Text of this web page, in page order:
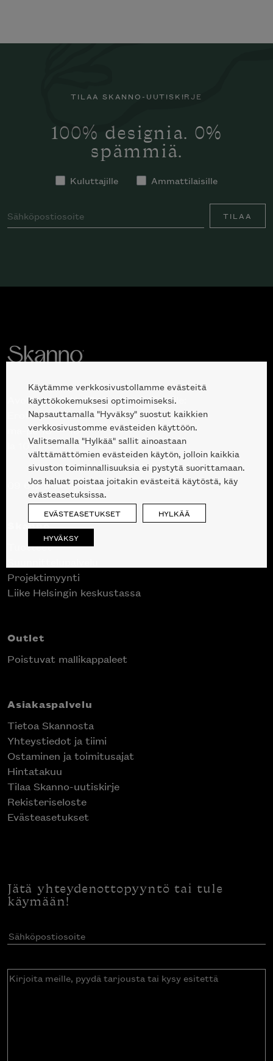
TILAA SKANNO-UUTISKIRJE
100% designia. 0%
spämmiä.
Kuluttajille Ammattilaisille
TILAA
Avoinna kuluttajille ja ammattilaisille:
Erottajankatu 2, 00120 Helsinki
ma-pe 10 — 18
la 10-17
09 612 9440 |sales@skanno.fi
Skanno
Tuotteet
Projektimyynti
Liike Helsingin keskustassa
Outlet
Poistuvat mallikappaleet
Asiakaspalvelu
Tietoa Skannosta
Yhteystiedot ja tiimi
Ostaminen ja toimitusajat
Hintatakuu
Tilaa Skanno-uutiskirje
Rekisteriseloste
Evästeasetukset
Jätä yhteydenottopyyntö tai tule
käymään!
Sähköpostiosoite(Pakollinen)
Kirjoita
Käytämme verkkosivustollamme evästeitä
käyttökokemuksesi optimoimiseksi.
Napsauttamalla "Hyväksy" suostut kaikkien
verkkosivustomme evästeiden käyttöön.
Valitsemalla "Hylkää" sallit ainoastaan
välttämättömien evästeiden käytön, jolloin kaikkia
sivuston toiminnallisuuksia ei pystytä suorittamaan.
Jos haluat poistaa joitakin evästeitä käytöstä, käy
evästeasetuksissa.
EVÄSTEASETUKSET HYLKÄÄ
HYVÄKSY